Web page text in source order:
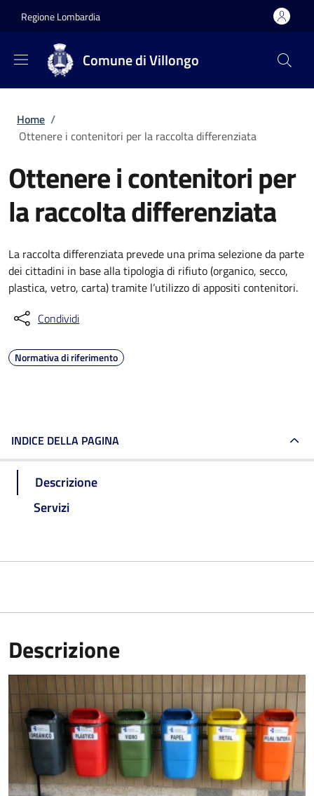
Regione Lombardia
Comune di Villongo
Briciole di pane
Home /
Ottenere i contenitori per la raccolta differenziata
Ottenere i contenitori per
la raccolta differenziata
La raccolta differenziata prevede una prima selezione da parte
dei cittadini in base alla tipologia di rifiuto (organico, secco,
plastica, vetro, carta) tramite l’utilizzo di appositi contenitori.
Condividi
Normativa di riferimento
INDICE DELLA PAGINA
Descrizione
Servizi
Descrizione